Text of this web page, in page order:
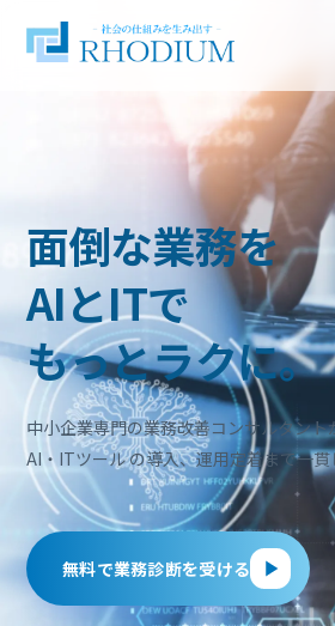
面倒な業務を
AIとITで
もっとラクに。
中小企業専門の業務改善コンサルタン
AI・ITツールの導入、運用定着まで一
無料で業務診断を受ける